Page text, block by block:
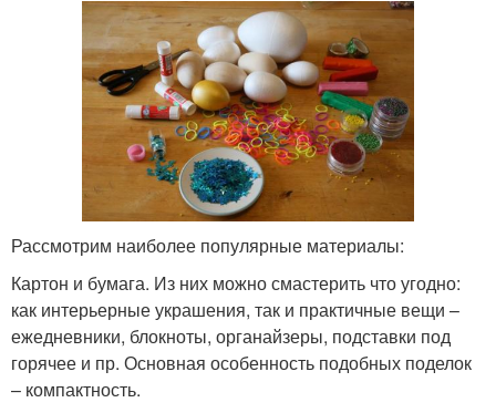
Рассмотрим наиболее популярные материалы:
Картон и бумага. Из них можно смастерить что угодно:
как интерьерные украшения, так и практичные вещи –
ежедневники, блокноты, органайзеры, подставки под
горячее и пр. Основная особенность подобных поделок
– компактность.